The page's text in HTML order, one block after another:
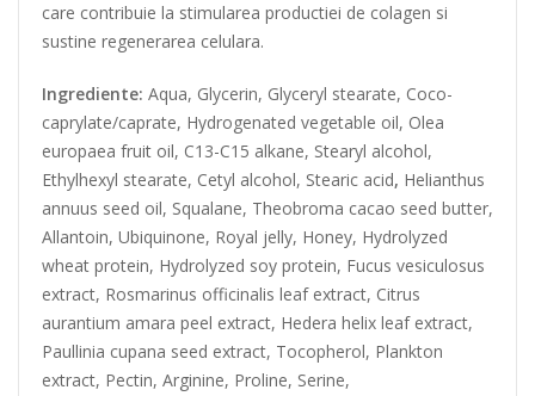
care contribuie la stimularea productiei de colagen si
sustine regenerarea celulara.
Ingrediente: Aqua, Glycerin, Glyceryl stearate, Coco-
caprylate/caprate, Hydrogenated vegetable oil, Olea
europaea fruit oil, C13-C15 alkane, Stearyl alcohol,
Ethylhexyl stearate, Cetyl alcohol, Stearic acid, Helianthus
annuus seed oil, Squalane, Theobroma cacao seed butter,
Allantoin, Ubiquinone, Royal jelly, Honey, Hydrolyzed
wheat protein, Hydrolyzed soy protein, Fucus vesiculosus
extract, Rosmarinus officinalis leaf extract, Citrus
aurantium amara peel extract, Hedera helix leaf extract,
Paullinia cupana seed extract, Tocopherol, Plankton
extract, Pectin, Arginine, Proline, Serine,